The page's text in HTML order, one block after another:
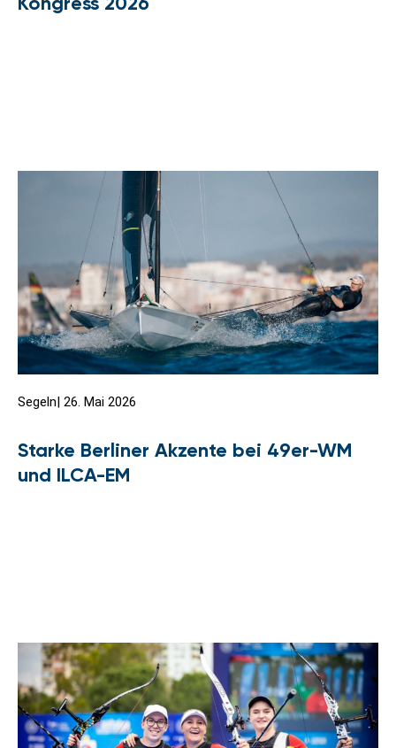
Segeln| 26. Mai 2026
Starke Berliner Akzente bei 49er-WM
und ILCA-EM